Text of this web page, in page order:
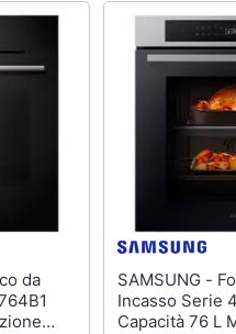
SAMSUNG - Forno Elettrico da
Incasso Serie
Capacità 76 L